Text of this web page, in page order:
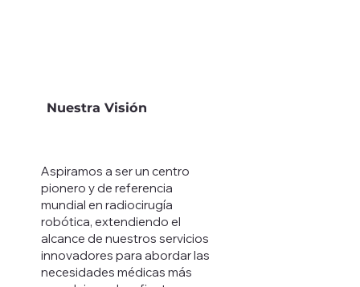
Aspiramos a ser un centro
pionero y de referencia
mundial en radiocirugía
robótica, extendiendo el
alcance de nuestros servicios
innovadores para abordar las
necesidades médicas más
Nuestra Visión